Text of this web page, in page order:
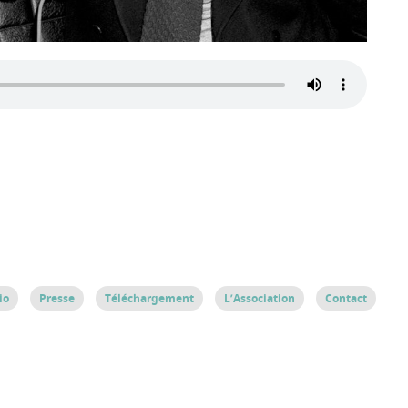
Presse Téléchargement L’Association Contact